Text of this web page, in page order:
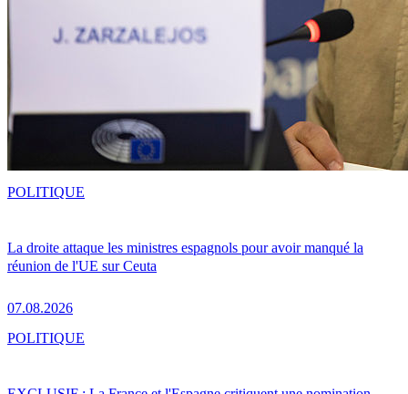
La droite attaque les ministres espagnols pour avoir manqué la
réunion de l'UE sur Ceuta
07.08.2026
POLITIQUE
POLITIQUE